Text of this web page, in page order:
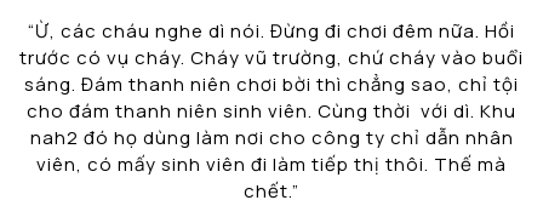
“Ừ, các cháu nghe dì nói. Đừng đi chơi đêm nữa. Hồi
trước có vụ cháy. Cháy vũ trường, chứ cháy vào buổi
sáng. Đám thanh niên chơi bời thì chẳng sao, chỉ tội
cho đám thanh niên sinh viên. Cùng thời với dì. Khu
nah2 đó họ dùng làm nơi cho công ty chỉ dẫn nhân
viên, có mấy sinh viên đi làm tiếp thị thôi. Thế mà
chết.”